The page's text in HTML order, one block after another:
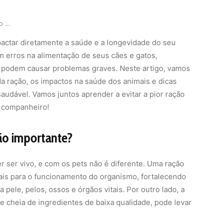
Donos estão errando a ração e encurtando a vida…
diretamente a saúde e a longevidade do seu
na alimentação de seus cães e gatos,
causar problemas graves. Neste artigo, vamos
ração, os impactos na saúde dos animais e dicas
Vamos juntos aprender a evitar a pior ração
importante?
ser vivo, e com os pets não é diferente. Uma ração
para o funcionamento do organismo, fortalecendo
pele, pelos, ossos e órgãos vitais. Por outro lado, a
cheia de ingredientes de baixa qualidade, pode levar